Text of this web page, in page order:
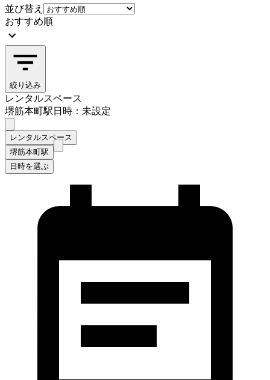
並び替え
おすすめ順
絞り込み
レンタルスペース
堺筋本町駅日時：未設定
レンタルスペース
堺筋本町駅
日時を選ぶ